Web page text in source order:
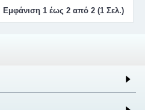
Εμφάνιση 1 έως 2 από 2 (1 Σελ.)